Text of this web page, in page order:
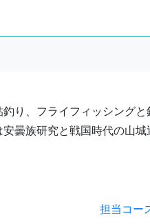
り、フライフィッシングと
曇族研究と戦国時代の山
担当コー